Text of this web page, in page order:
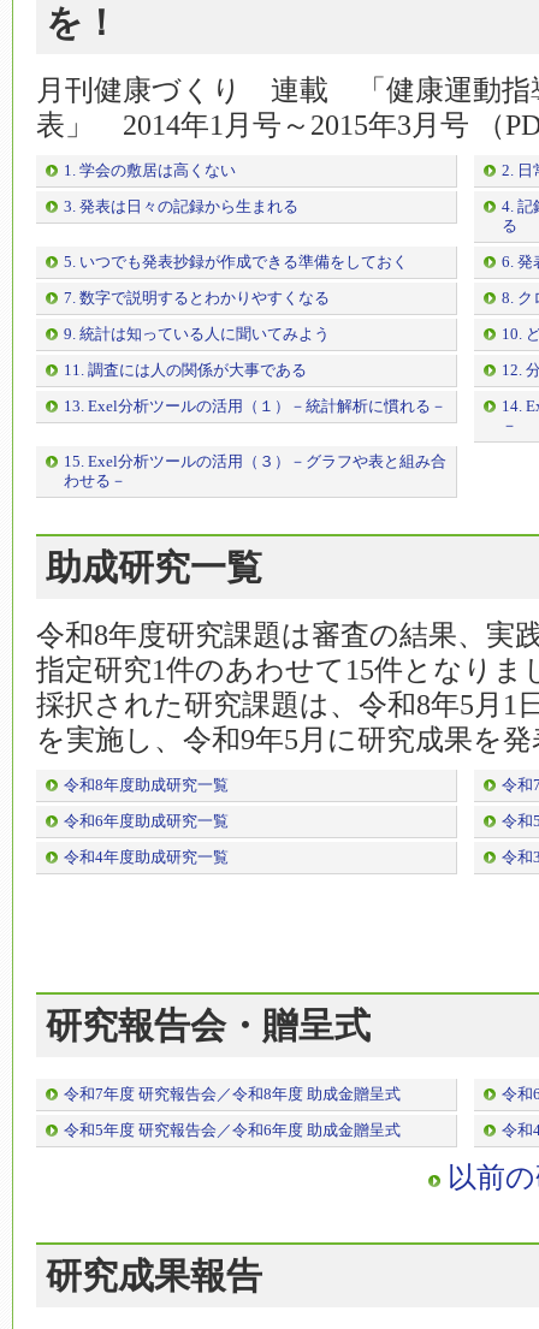
を！
月刊健康づくり 連載 「健康運動
表」 2014年1月号～2015年3月号 （
1. 学会の敷居は高くない
2. 日
3. 発表は日々の記録から生まれる
4. 記
る
5. いつでも発表抄録が作成できる準備をしておく
6. 発
7. 数字で説明するとわかりやすくなる
8. ク
9. 統計は知っている人に聞いてみよう
10.
11. 調査には人の関係が大事である
12.
13. Exel分析ツールの活用（１）－統計解析に慣れる－
14.
－
15. Exel分析ツールの活用（３）－グラフや表と組み合
わせる－
助成研究一覧
令和8年度研究課題は審査の結果、実
指定研究1件のあわせて15件となりま
採択された研究課題は、令和8年5月1
を実施し、令和9年5月に研究成果を
令和8年度助成研究一覧
令和
令和6年度助成研究一覧
令和
令和4年度助成研究一覧
令和
研究報告会・贈呈式
令和7年度 研究報告会／令和8年度 助成金贈呈式
令和
令和5年度 研究報告会／令和6年度 助成金贈呈式
令和
以前
研究成果報告